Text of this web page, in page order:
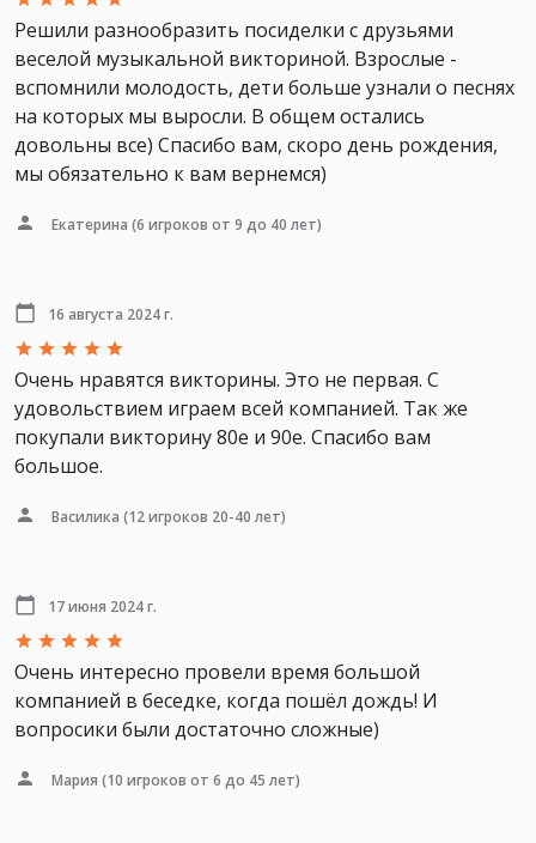
Решили разнообразить посиделки с друзьями
веселой музыкальной викториной. Взрослые -
вспомнили молодость, дети больше узнали о песнях
на которых мы выросли. В общем остались
довольны все) Спасибо вам, скоро день рождения,
мы обязательно к вам вернемся)
Екатерина (6 игроков от 9 до 40 лет)
16 августа 2024 г.
Очень нравятся викторины. Это не первая. С
удовольствием играем всей компанией. Так же
покупали викторину 80е и 90е. Спасибо вам
большое.
Василика (12 игроков 20-40 лет)
17 июня 2024 г.
Очень интересно провели время большой
компанией в беседке, когда пошёл дождь! И
вопросики были достаточно сложные)
Мария (10 игроков от 6 до 45 лет)